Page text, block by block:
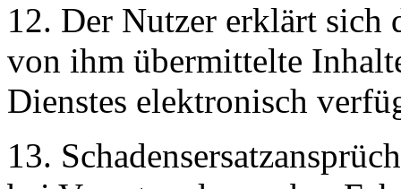
12. Der Nutzer erklärt sich
von ihm übermittelte
Dienstes elektronisch
13.